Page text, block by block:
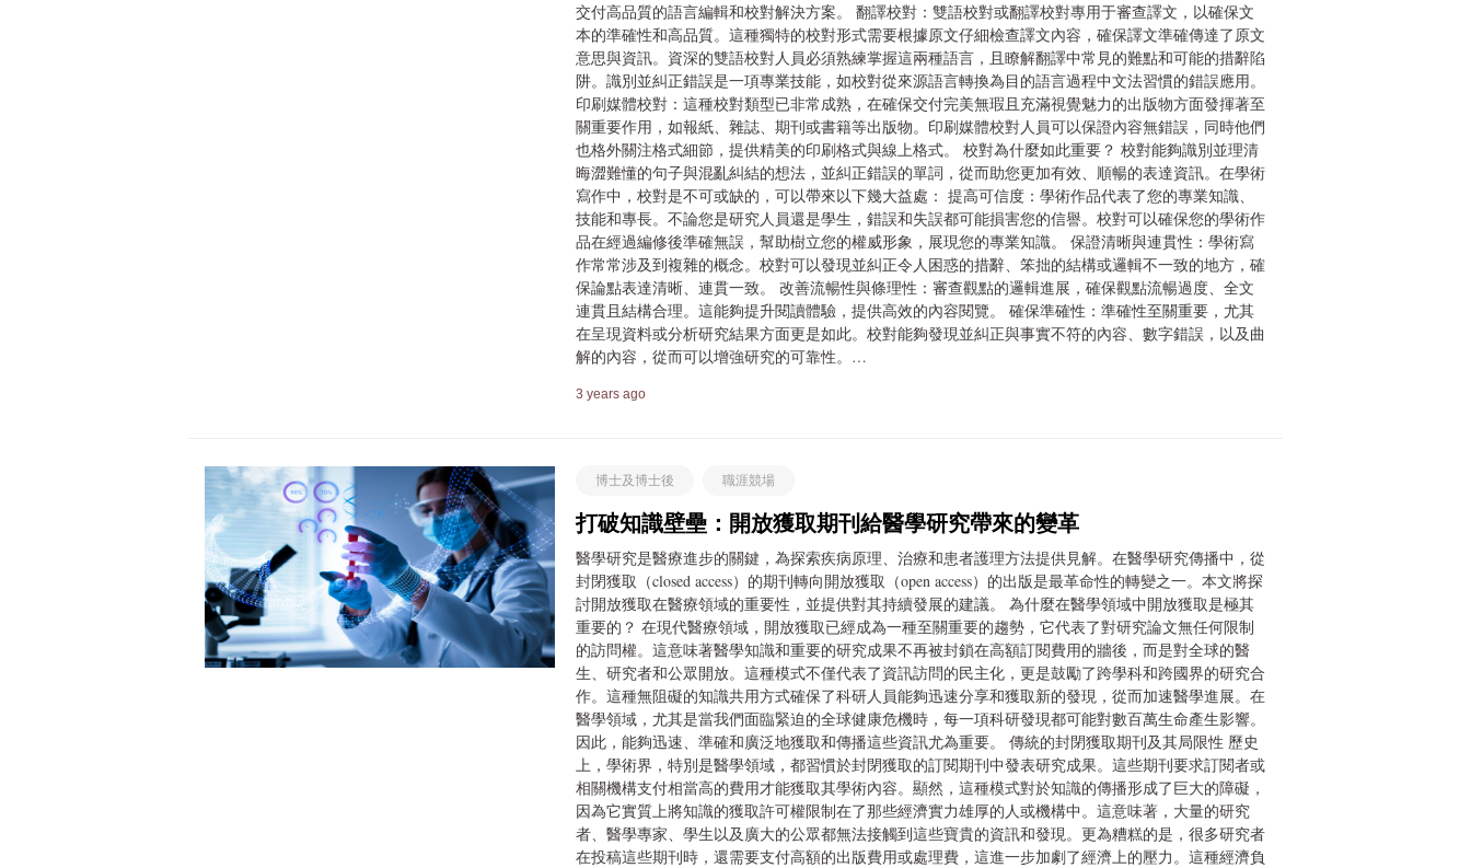
交付高品質的語言編輯和校對解決方案。 翻譯校對：雙語校對或翻譯校對專用于審查譯文，以確保文
本的準確性和高品質。這種獨特的校對形式需要根據原文仔細檢查譯文內容，確保譯文準確傳達了原文
意思與資訊。資深的雙語校對人員必須熟練掌握這兩種語言，且瞭解翻譯中常見的難點和可能的措辭陷
阱。識別並糾正錯誤是一項專業技能，如校對從來源語言轉換為目的語言過程中文法習慣的錯誤應用。
印刷媒體校對：這種校對類型已非常成熟，在確保交付完美無瑕且充滿視覺魅力的出版物方面發揮著至
關重要作用，如報紙、雜誌、期刊或書籍等出版物。印刷媒體校對人員可以保證內容無錯誤，同時他們
也格外關注格式細節，提供精美的印刷格式與線上格式。 校對為什麼如此重要？ 校對能夠識別並理清
晦澀難懂的句子與混亂糾結的想法，並糾正錯誤的單詞，從而助您更加有效、順暢的表達資訊。在學術
寫作中，校對是不可或缺的，可以帶來以下幾大益處： 提高可信度：學術作品代表了您的專業知識、
技能和專長。不論您是研究人員還是學生，錯誤和失誤都可能損害您的信譽。校對可以確保您的學術作
品在經過編修後準確無誤，幫助樹立您的權威形象，展現您的專業知識。 保證清晰與連貫性：學術寫
作常常涉及到複雜的概念。校對可以發現並糾正令人困惑的措辭、笨拙的結構或邏輯不一致的地方，確
保論點表達清晰、連貫一致。 改善流暢性與條理性：審查觀點的邏輯進展，確保觀點流暢過度、全文
連貫且結構合理。這能夠提升閱讀體驗，提供高效的內容閱覽。 確保準確性：準確性至關重要，尤其
在呈現資料或分析研究結果方面更是如此。校對能夠發現並糾正與事實不符的內容、數字錯誤，以及曲
解的內容，從而可以增強研究的可靠性。…
3 years ago
博士及博士後 職涯競場
打破知識壁壘：開放獲取期刊給醫學研究帶來的變革
醫學研究是醫療進步的關鍵，為探索疾病原理、治療和患者護理方法提供見解。在醫學研究傳播中，從
封閉獲取（closed access）的期刊轉向開放獲取（open access）的出版是最革命性的轉變之一。本文將探
討開放獲取在醫療領域的重要性，並提供對其持續發展的建議。 為什麼在醫學領域中開放獲取是極其
重要的？ 在現代醫療領域，開放獲取已經成為一種至關重要的趨勢，它代表了對研究論文無任何限制
的訪問權。這意味著醫學知識和重要的研究成果不再被封鎖在高額訂閱費用的牆後，而是對全球的醫
生、研究者和公眾開放。這種模式不僅代表了資訊訪問的民主化，更是鼓勵了跨學科和跨國界的研究合
作。這種無阻礙的知識共用方式確保了科研人員能夠迅速分享和獲取新的發現，從而加速醫學進展。在
醫學領域，尤其是當我們面臨緊迫的全球健康危機時，每一項科研發現都可能對數百萬生命產生影響。
因此，能夠迅速、準確和廣泛地獲取和傳播這些資訊尤為重要。 傳統的封閉獲取期刊及其局限性 歷史
上，學術界，特別是醫學領域，都習慣於封閉獲取的訂閱期刊中發表研究成果。這些期刊要求訂閱者或
相關機構支付相當高的費用才能獲取其學術內容。顯然，這種模式對於知識的傳播形成了巨大的障礙，
因為它實質上將知識的獲取許可權限制在了那些經濟實力雄厚的人或機構中。這意味著，大量的研究
者、醫學專家、學生以及廣大的公眾都無法接觸到這些寶貴的資訊和發現。更為糟糕的是，很多研究者
在投稿這些期刊時，還需要支付高額的出版費用或處理費，這進一步加劇了經濟上的壓力。這種經濟負